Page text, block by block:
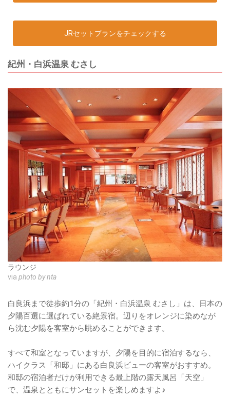
JRセットプランをチェックする
紀州・白浜温泉 むさし
ラウンジ
via photo by nta
白良浜まで徒歩約1分の「紀州・白浜温泉 むさし」は、日本の
夕陽百選に選ばれている絶景宿。辺りをオレンジに染めなが
ら沈む夕陽を客室から眺めることができます。
すべて和室となっていますが、夕陽を目的に宿泊するなら、
ハイクラス「和邸」にある白良浜ビューの客室がおすすめ。
和邸の宿泊者だけが利用できる最上階の露天風呂「天空」
で、温泉とともにサンセットを楽しめますよ♪